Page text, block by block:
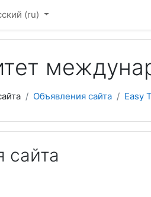
‎(ru)‎
Объявления сайта Easy
сайта